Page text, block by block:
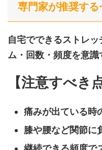
専門家が推奨す
自宅でできるストレ
ム・回数・頻度を意識
【注意すべき点
痛みが出ている時
膝や腰など関節に